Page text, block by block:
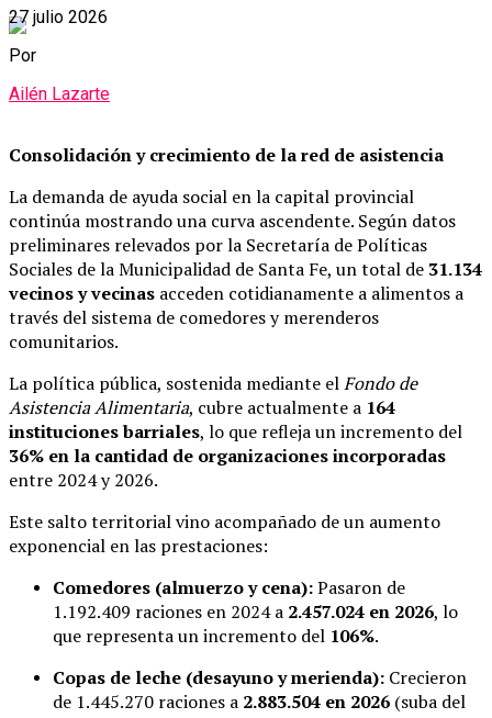
27 julio 2026
Por
Ailén Lazarte
Consolidación y crecimiento de la red de asistencia
La demanda de ayuda social en la capital provincial
continúa mostrando una curva ascendente. Según datos
preliminares relevados por la Secretaría de Políticas
Sociales de la Municipalidad de Santa Fe, un total de 31.134
vecinos y vecinas acceden cotidianamente a alimentos a
través del sistema de comedores y merenderos
comunitarios.
La política pública, sostenida mediante elFondo de
Asistencia Alimentaria, cubre actualmente a 164
instituciones barriales, lo que refleja un incremento del
36% en la cantidad de organizaciones incorporadas
entre 2024 y 2026.
Este salto territorial vino acompañado de un aumento
exponencial en las prestaciones:
Comedores (almuerzo y cena):Pasaron de
1.192.409 raciones en 2024 a 2.457.024 en 2026, lo
que representa un incremento del 106%.
Copas de leche (desayuno y merienda): Crecieron
de 1.445.270 raciones a 2.883.504 en 2026 (suba del